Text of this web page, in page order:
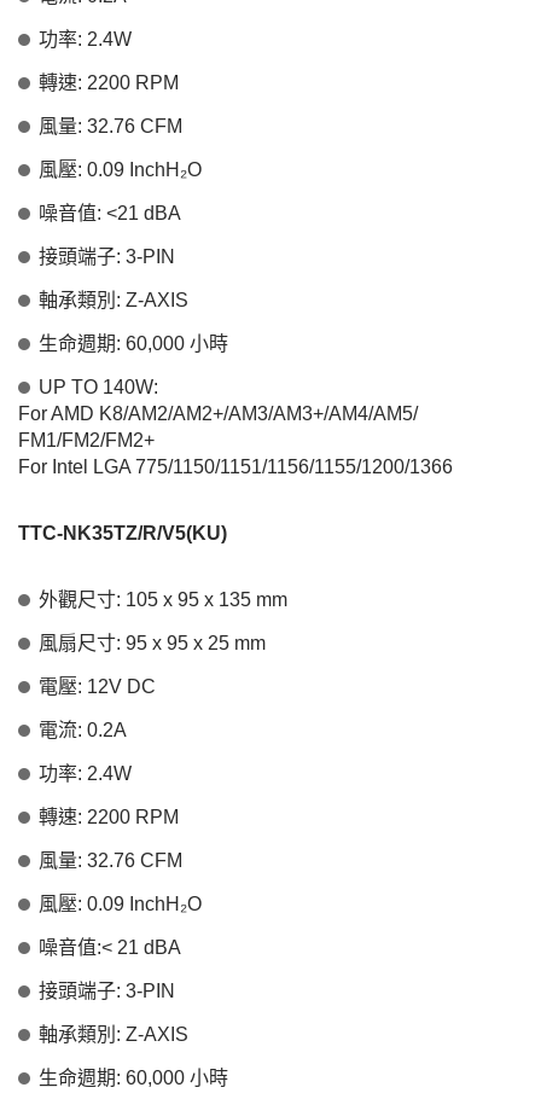
功率: 2.4W
轉速: 2200 RPM
風量: 32.76 CFM
風壓: 0.09 InchH₂O
噪音值: <21 dBA
接頭端子: 3-PIN
軸承類別: Z-AXIS
生命週期: 60,000 小時
UP TO 140W:
For AMD K8/AM2/AM2+/AM3/AM3+/AM4/AM5/
FM1/FM2/FM2+
For Intel LGA 775/1150/1151/1156/1155/1200/1366
TTC-NK35TZ/R/V5(KU)
外觀尺寸: 105 x 95 x 135 mm
風扇尺寸: 95 x 95 x 25 mm
電壓: 12V DC
電流: 0.2A
功率: 2.4W
轉速: 2200 RPM
風量: 32.76 CFM
風壓: 0.09 InchH₂O
噪音值:< 21 dBA
接頭端子: 3-PIN
軸承類別: Z-AXIS
生命週期: 60,000 小時